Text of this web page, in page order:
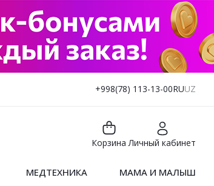
+998(78) 113-13-00RUUZ
Корзина Личный кабинет
МЕДТЕХНИКА МАМА И МАЛЫШ